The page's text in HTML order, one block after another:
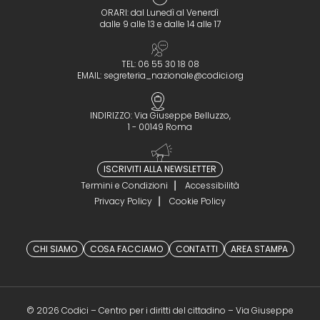
ORARI: dal Lunedì al Venerdì
dalle 9 alle 13 e dalle 14 alle 17
TEL: 06 55 30 18 08
EMAIL: segreteria_nazionale@codici.org
INDIRIZZO: Via Giuseppe Belluzzo,
1 - 00149 Roma
ISCRIVITI ALLA NEWSLETTER
Termini e Condizioni
Accessibilità
Privacy Policy
Cookie Policy
CHI SIAMO COSA FACCIAMO CONTATTI AREA STAMPA
© 2026 Codici – Centro per i diritti del cittadino – Via Giuseppe